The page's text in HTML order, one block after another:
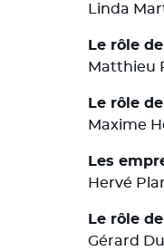
Linda
Le rôle
Matthieu
Le rôle
Maxime
Les
Hervé
Le rôle
Gérard